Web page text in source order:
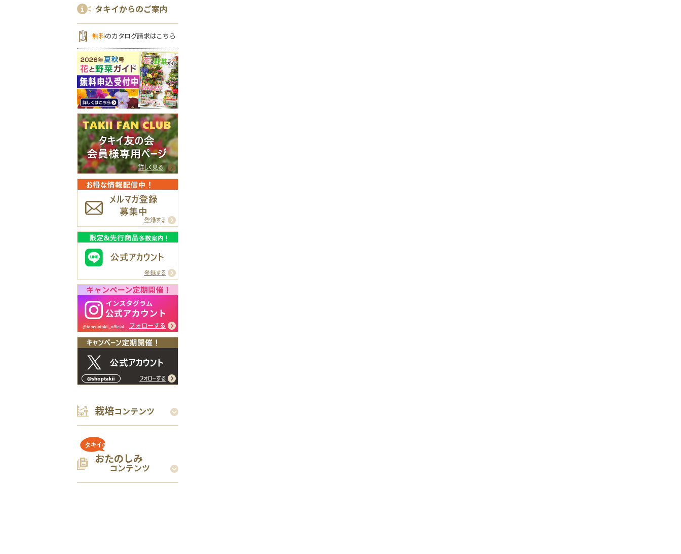
タキイからのご案内
無料のカタログ請求はこちら
栽培コンテンツ
おたのしみ
コンテンツ